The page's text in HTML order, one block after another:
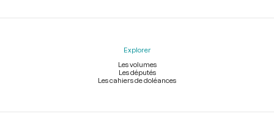
Explorer
Les volumes
Les députés
Les cahiers de doléances